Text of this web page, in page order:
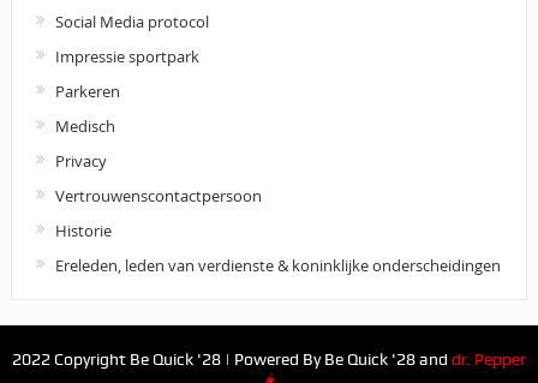
Social Media protocol
Impressie sportpark
Parkeren
Medisch
Privacy
Vertrouwenscontactpersoon
Historie
Ereleden, leden van verdienste & koninklijke onderscheidingen
2022 Copyright Be Quick '28 | Powered By Be Quick '28 and dr. Pepper